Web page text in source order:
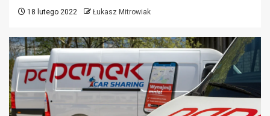
18 lutego 2022 Łukasz Mitrowiak